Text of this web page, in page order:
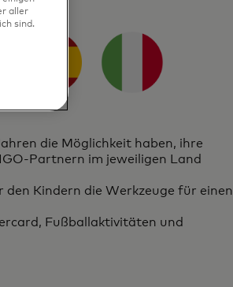
die Möglichkeit haben, ihre
Partnern im jeweiligen Land
Kindern die Werkzeuge für einen
Fußballaktivitäten und
aller
sind.